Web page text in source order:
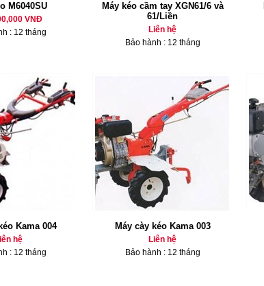
M6040SU
VNĐ
: 12 tháng
Máy kéo cầm tay XGN61/6 và
61/Liền
Liên hệ
Bảo hành : 12 tháng
Kama 004
hệ
: 12 tháng
Máy cày kéo Kama 003
Liên hệ
Bảo hành : 12 tháng